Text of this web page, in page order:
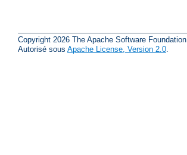
Copyright 2026 The Apache Software Foundation.
Autorisé sous Apache License, Version 2.0